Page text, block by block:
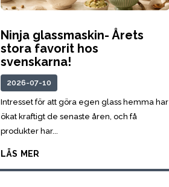
Ninja glassmaskin- Årets
stora favorit hos
svenskarna!
2026-07-10
Intresset för att göra egen glass hemma har
ökat kraftigt de senaste åren, och få
produkter har...
läs mer